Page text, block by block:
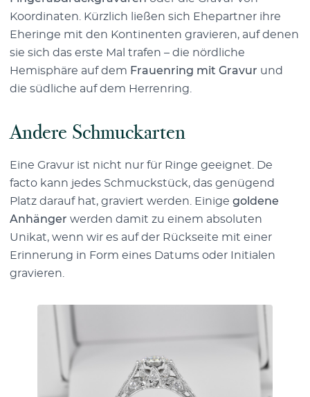
Koordinaten. Kürzlich ließen sich Ehepartner ihre
Eheringe mit den Kontinenten gravieren, auf denen
sie sich das erste Mal trafen – die nördliche
Hemisphäre auf dem Frauenring mit Gravur und
die südliche auf dem Herrenring.
Andere Schmuckarten
Eine Gravur ist nicht nur für Ringe geeignet. De
facto kann jedes Schmuckstück, das genügend
Platz darauf hat, graviert werden. Einige goldene
Anhänger werden damit zu einem absoluten
Unikat, wenn wir es auf der Rückseite mit einer
Erinnerung in Form eines Datums oder Initialen
gravieren.